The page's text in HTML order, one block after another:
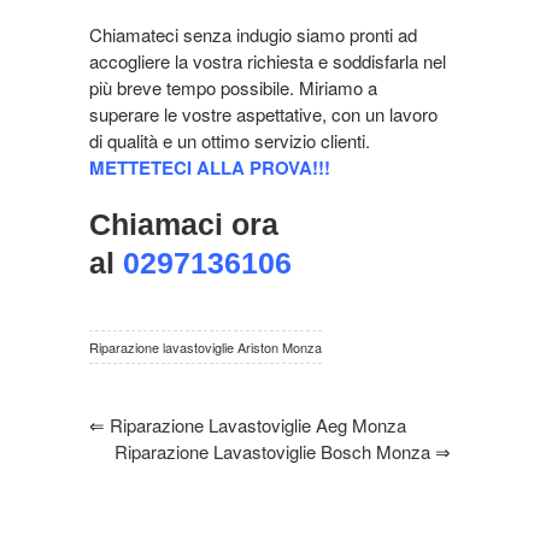
Chiamateci senza indugio siamo pronti ad
accogliere la vostra richiesta e soddisfarla nel
più breve tempo possibile. Miriamo a
superare le vostre aspettative, con un lavoro
di qualità e un ottimo servizio clienti.
METTETECI ALLA PROVA!!!
Chiamaci ora
al 0297136106
Riparazione lavastoviglie Ariston Monza
⇐ Riparazione Lavastoviglie Aeg Monza
Riparazione Lavastoviglie Bosch Monza⇒